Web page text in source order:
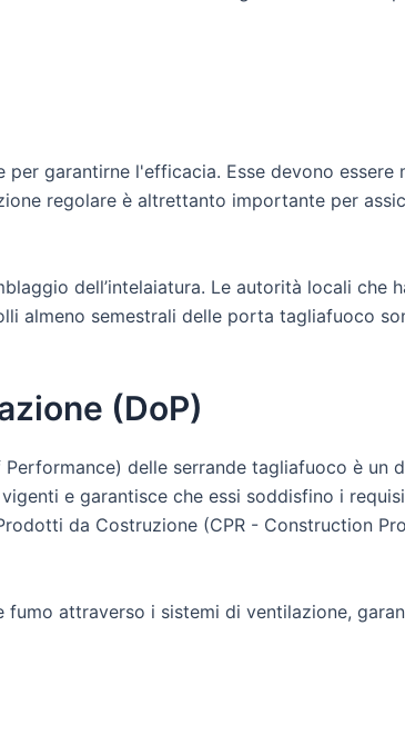
garantirne l'efficacia. Esse devono
regolare è altrettanto importante per
dell’intelaiatura. Le autorità locali che
almeno semestrali delle porta tagliafuoco
(DoP)
delle serrande tagliafuoco è un
e garantisce che essi soddisfino i
da Costruzione (CPR - Construction
attraverso i sistemi di ventilazione,